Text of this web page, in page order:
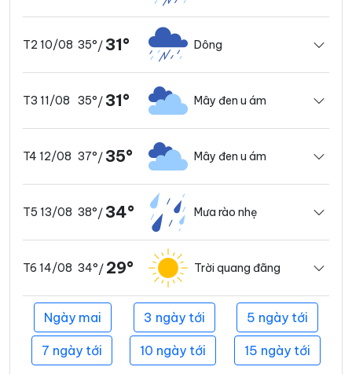
T2 10/08 35°/ 31° Dông
T3 11/08 35°/ 31° Mây đen u ám
T4 12/08 37°/ 35° Mây đen u ám
T5 13/08 38°/ 34° Mưa rào nhẹ
T6 14/08 34°/ 29° Trời quang đãng
Ngày mai 3 ngày tới 5 ngày tới
7 ngày tới 10 ngày tới 15 ngày tới